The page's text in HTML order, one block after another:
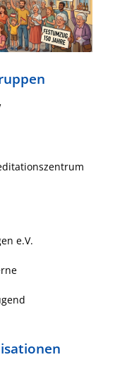
e.V.